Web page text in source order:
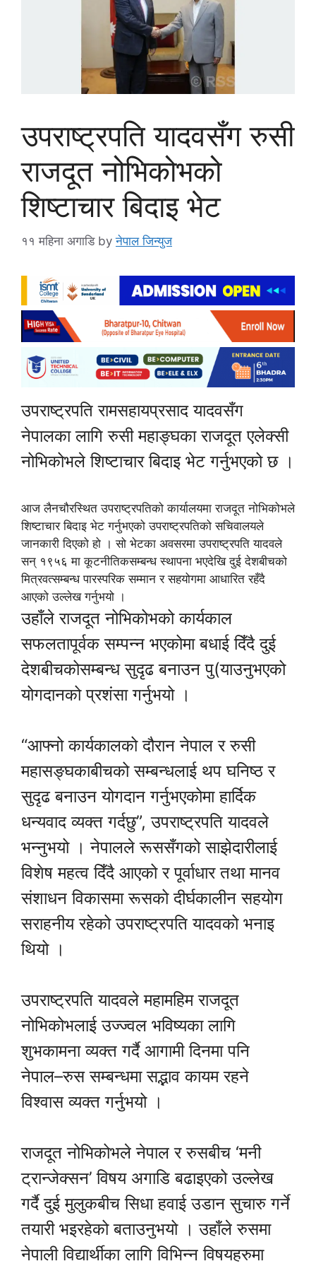
उपराष्ट्रपति यादवसँग रुसी
राजदूत नोभिकोभको
शिष्टाचार बिदाइ भेट
११ महिना अगाडि byनेपाल जिन्युज
उपराष्ट्रपति रामसहायप्रसाद यादवसँग
नेपालका लागि रुसी महाङ्घका राजदूत एलेक्सी
नोभिकोभले शिष्टाचार बिदाइ भेट गर्नुभएको छ ।
आज लैनचौरस्थित उपराष्ट्रपतिको कार्यालयमा राजदूत नोभिकोभले
शिष्टाचार बिदाइ भेट गर्नुभएको उपराष्ट्रपतिको सचिवालयले
जानकारी दिएको हो । सो भेटका अवसरमा उपराष्ट्रपति यादवले
सन् १९५६ मा कूटनीतिकसम्बन्ध स्थापना भएदेखि दुई देशबीचको
मित्रवत्सम्बन्ध पारस्परिक सम्मान र सहयोगमा आधारित रहँदै
आएको उल्लेख गर्नुभयो ।
उहाँले राजदूत नोभिकोभको कार्यकाल
सफलतापूर्वक सम्पन्न भएकोमा बधाई दिँदै दुई
देशबीचकोसम्बन्ध सुदृढ बनाउन पु(याउनुभएको
योगदानको प्रशंसा गर्नुभयो ।
“आफ्नो कार्यकालको दौरान नेपाल र रुसी
महासङ्घकाबीचको सम्बन्धलाई थप घनिष्ठ र
सुदृढ बनाउन योगदान गर्नुभएकोमा हार्दिक
धन्यवाद व्यक्त गर्दछु”, उपराष्ट्रपति यादवले
भन्नुभयो । नेपालले रूससँगको साझेदारीलाई
विशेष महत्व दिँदै आएको र पूर्वाधार तथा मानव
संशाधन विकासमा रूसको दीर्घकालीन सहयोग
सराहनीय रहेको उपराष्ट्रपति यादवको भनाइ
थियो ।
उपराष्ट्रपति यादवले महामहिम राजदूत
नोभिकोभलाई उज्ज्वल भविष्यका लागि
शुभकामना व्यक्त गर्दै आगामी दिनमा पनि
नेपाल–रुस सम्बन्धमा सद्भाव कायम रहने
विश्वास व्यक्त गर्नुभयो ।
राजदूत नोभिकोभले नेपाल र रुसबीच ‘मनी
ट्रान्जेक्सन’ विषय अगाडि बढाइएको उल्लेख
गर्दै दुई मुलुकबीच सिधा हवाई उडान सुचारु गर्ने
तयारी भइरहेको बताउनुभयो । उहाँले रुसमा
नेपाली विद्यार्थीका लागि विभिन्न विषयहरुमा